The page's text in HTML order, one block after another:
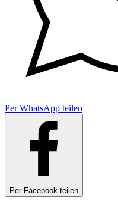
Per WhatsApp teilen
Per Facebook teilen